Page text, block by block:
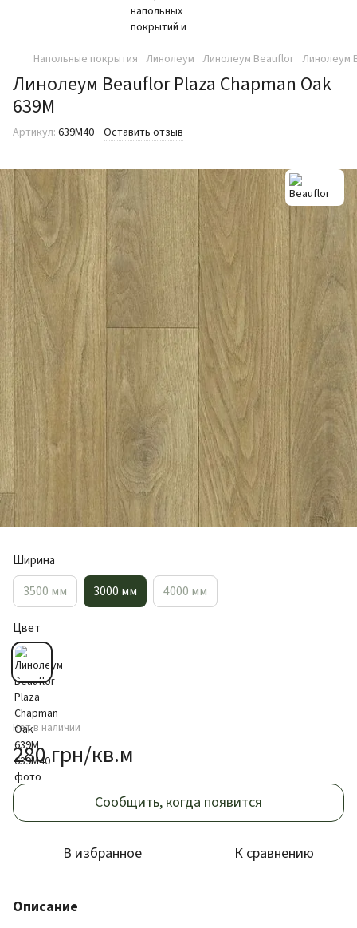
Напольные покрытия Линолеум Линолеум Beauflor Линолеум
Линолеум Beauflor Plaza Chapman Oak
639M
Артикул: 639M40 Оставить отзыв
Ширина
3500 мм 3000 мм 4000 мм
Цвет
Нет в наличии
280 грн/кв.м
Сообщить, когда появится
В избранное К сравнению
Описание